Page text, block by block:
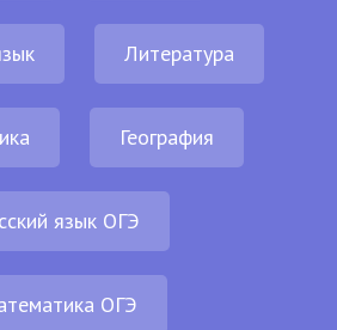
Литература
География
язык ОГЭ
ОГЭ